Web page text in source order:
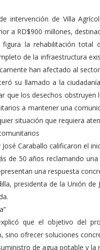
intervención de Villa
a RD$900 millones,
figura la rehabilitación total
de la infraestructura
han afectado al
su llamado a la
que los desechos
a mantener una
situación que requiera
Caraballo calificaron el
de 50 años reclamando
una respuesta
presidenta de la Unión
que el objetivo del
sino ofrecer soluciones
de agua potable y la